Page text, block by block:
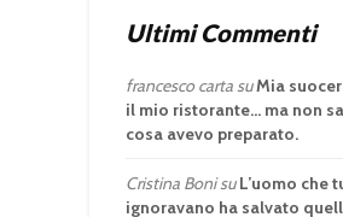
Ultimi Commenti
francesco cartasuMia
il mio ristorante… ma non
cosa avevo preparato.
Cristina BonisuL’uomo che
ignoravano ha salvato